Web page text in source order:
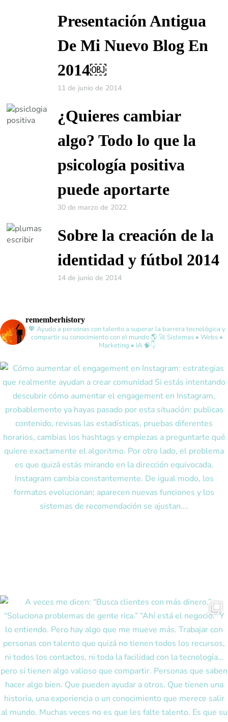
Presentación Antigua
De Mi Nuevo Blog En
2014￼
11 de junio de 2014
¿Quieres cambiar
algo? Todo lo que la
psicología positiva
puede aportarte
30 de marzo de 2022
Sobre la creación de la
identidad y fútbol 2014
14 de junio de 2014
rememberhistory
💖 Ayudo a personas con talento a superar la barrera tecnológica y
compartir su conocimiento con el mundo 🌎 🚀 Sistemas • Webs •
Marketing • IA 🧠👇